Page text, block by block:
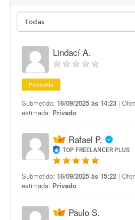
Lindací A.
Promovida
Submetido: 16/09/2025 às 14:23 |
estimada: Privado
Rafael P.
TOP FREELANCER PLUS
Submetido: 16/09/2025 às 15:22 |
estimada: Privado
Paulo S.